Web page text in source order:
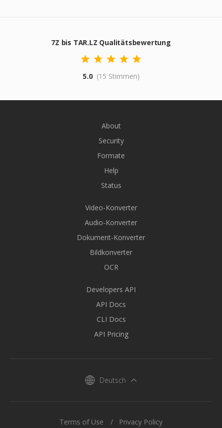
7Z bis TAR.LZ Qualitätsbewertung
5.0 (15 Stimmen)
About
Security
Formate
Help
Status
Video-Konverter
Audio-Konverter
Dokument-Konverter
Bildkonverter
OCR
Developers API
API Docs
CLI Docs
API Pricing
Deutsch
Terms of Use Privacy Policy